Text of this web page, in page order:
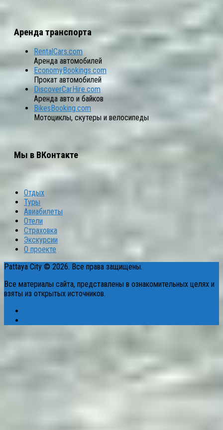
Аренда транспорта
RentalCars.com
Аренда автомобилей
EconomyBookings.com
Прокат автомобилей
DiscoverCarHire.com
Аренда авто и байков
BikesBooking.com
Мотоциклы, скутеры и велосипеды
Мы в ВКонтакте
Отдых
Туры
Авиабилеты
Отели
Страховка
Экскурсии
О проекте
Pattaya City © 2026. Все права защищены.
Все материалы сайта, представлены в ознакомительных целях и
взяты из открытых источников.